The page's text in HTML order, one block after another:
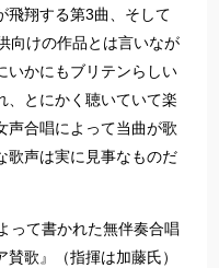
飛翔する第3曲、そして
向けの作品とは言いなが
いかにもブリテンらしい
、とにかく聴いていて楽
声合唱によって当曲が歌
歌声は実に見事なものだ
って書かれた無伴奏合唱
歌』（指揮は加藤氏）